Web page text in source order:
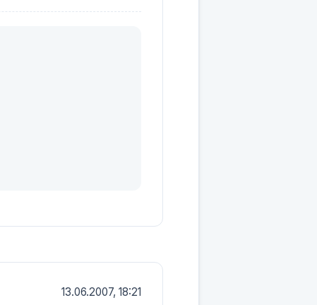
13.06.2007, 18:21